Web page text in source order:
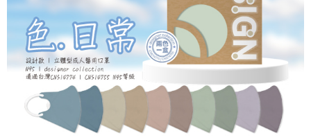
４．使用「AFTEE先享後付」時，將依據個別帳號之用戶狀況，依本公司即
時審查核予不同之上限額度；若仍有額度不足之情形，本公司將視審查結果
請求用戶進行身份認證。
５．嚴禁一人註冊多個帳號或使用他人資訊註冊。若發現惡意使用之情形，
恩沛科技股份有限公司將有權停止該用戶之使用額度並採取法律行動。
🚢離島配送
每筆NT$250